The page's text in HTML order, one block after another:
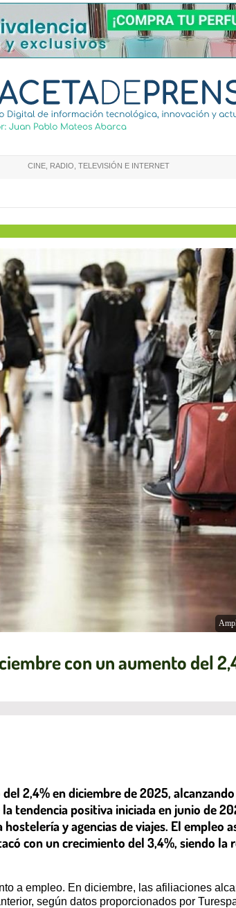
CINE, RADIO, TELEVISIÓN E INTERNET
con un aumento del
2,4% en diciembre de 2025,
tendencia positiva iniciada en junio de
y agencias de viajes. El empleo
con un crecimiento del 3,4%, siendo
a empleo. En diciembre, las afiliaciones
según datos proporcionados por